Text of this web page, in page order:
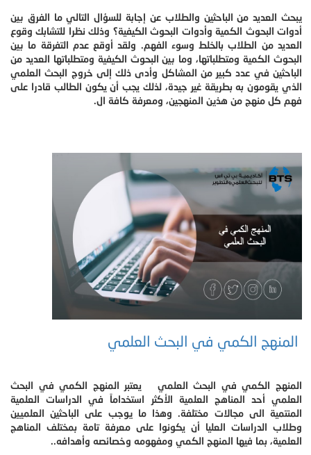
يبحث العديد من الباحثين والطلاب عن إجابة للسؤال التالي ما الفرق بين
أدوات البحوث الكمية وأدوات البحوث الكيفية؟ وذلك نظرا للتشابك وقوع
العديد من الطلاب بالخلط وسوء الفهم. ولقد أوقع عدم التفرقة ما بين
البحوث الكمية ومتطلباتها، وما بين البحوث الكيفية ومتطلباتها العديد من
الباحثين في عدد كبير من المشاكل وأدى ذلك إلى خروج البحث العلمي
الذي يقومون به بطريقة غير جيدة، لذلك يجب أن يكون الطالب قادرا على
فهم كل منهج من هذين المنهجين، ومعرفة كافة ال.
المنهج الكمي في البحث العلمي
المنهج الكمي في البحث العلمي يعتبر المنهج الكمي في البحث
العلمي أحد المناهج العلمية الأكثر استخداماً في الدراسات العلمية
المنتمية الى مجالات مختلفة. وهذا ما يوجب على الباحثين العلميين
وطلاب الدراسات العليا أن يكونوا على معرفة تامة بمختلف المناهج
العلمية، بما فيها المنهج الكمي ومفهومه وخصائصه وأهدافه..